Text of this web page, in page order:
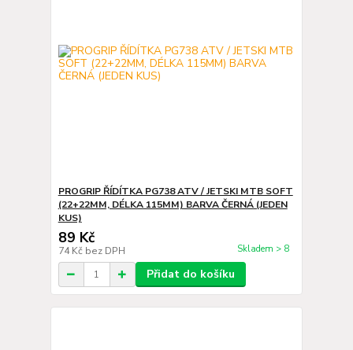
PROGRIP ŘÍDÍTKA PG738 ATV / JETSKI MTB SOFT
(22+22MM, DÉLKA 115MM) BARVA ČERNÁ (JEDEN
KUS)
89 Kč
74 Kč bez DPH Skladem > 8
Přidat do košíku